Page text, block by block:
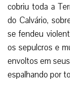
cobriu toda a
do Calvário,
se fendeu
os sepulcros e
envoltos em
espalhando por